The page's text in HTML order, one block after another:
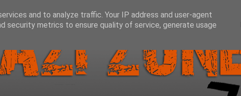
and to analyze traffic. Your IP address and user-agent
security metrics to ensure quality of service, generate usage